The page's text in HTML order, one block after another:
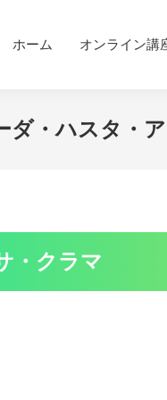
ホーム オンライン講
・ハスタ・
・クラマ